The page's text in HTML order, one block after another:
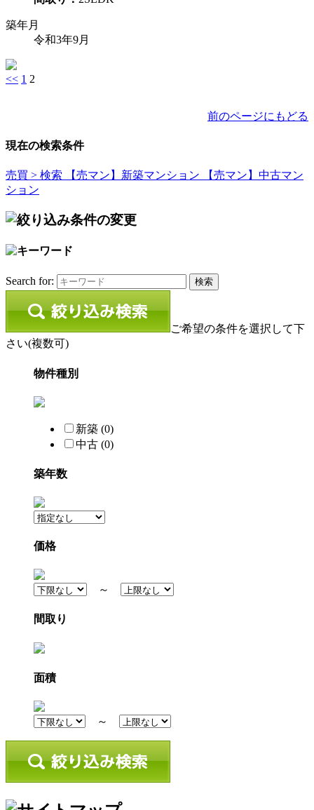
築年月
令和3年9月
<< 1 2
前のページにもどる
現在の検索条件
売買 > 検索 【売マン】新築マンション 【売マン】中古マン
ション
Search for:
ご希望の条件を選択して下
さい(複数可)
物件種別
新築 (0)
中古 (0)
築年数
価格
～
間取り
面積
～